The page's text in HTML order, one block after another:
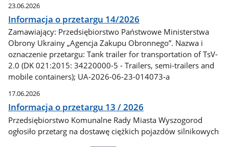
23.06.2026
Informacja o przetargu 14/2026
Zamawiający: Przedsiębiorstwo Państwowe Ministerstwa
Obrony Ukrainy „Agencja Zakupu Obronnego”. Nazwa i
oznaczenie przetargu: Tank trailer for transportation of TsV-
2.0 (DK 021:2015: 34220000-5 - Trailers, semi-trailers and
mobile containers); UA-2026-06-23-014073-a
17.06.2026
Informacja o przetargu 13 / 2026
Przedsiębiorstwo Komunalne Rady Miasta Wyszogorod
ogłosiło przetarg na dostawę ciężkich pojazdów silnikowych